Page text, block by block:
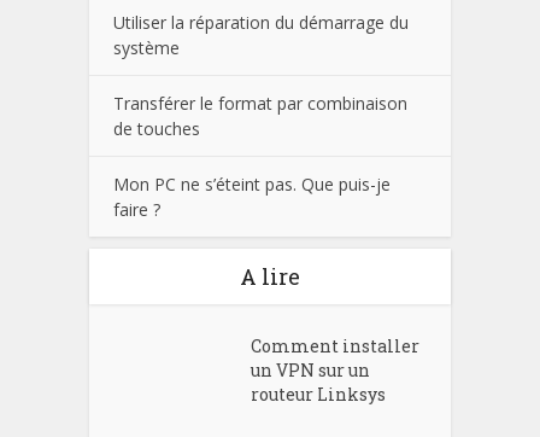
Utiliser la réparation du démarrage du
système
Transférer le format par combinaison
de touches
Mon PC ne s’éteint pas. Que puis-je
faire ?
A lire
Comment installer
un VPN sur un
routeur Linksys